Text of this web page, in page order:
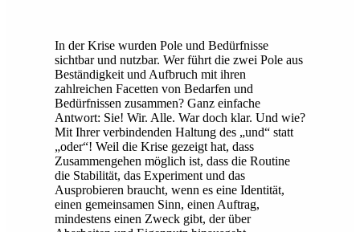
In der Krise wurden Pole und Bedürfnisse
sichtbar und nutzbar. Wer führt die zwei Pole aus
Beständigkeit und Aufbruch mit ihren
zahlreichen Facetten von Bedarfen und
Bedürfnissen zusammen? Ganz einfache
Antwort: Sie! Wir. Alle. War doch klar. Und wie?
Mit Ihrer verbindenden Haltung des „und“ statt
„oder“! Weil die Krise gezeigt hat, dass
Zusammengehen möglich ist, dass die Routine
die Stabilität, das Experiment und das
Ausprobieren braucht, wenn es eine Identität,
einen gemeinsamen Sinn, einen Auftrag,
mindestens einen Zweck gibt, der über